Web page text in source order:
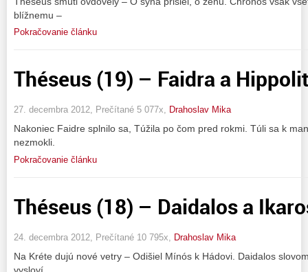
blížnemu –
Pokračovanie článku
Théseus (19) – Faidra a
27. decembra 2012, Prečítané 5 077x, Drahoslav Mika
Nakoniec Faidre splnilo sa, Túžila po čom pred rokmi. Túli sa k
nezmokli.
Pokračovanie článku
Théseus (18) – Daidalos a
24. decembra 2012, Prečítané 10 795x, Drahoslav Mika
Na Kréte dujú nové vetry – Odišiel Mínós k Hádovi. Daidalos